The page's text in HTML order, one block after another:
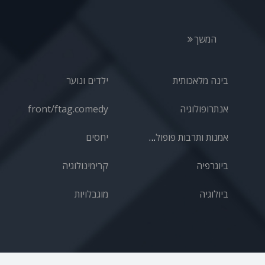
המשך
בינה מלאכותית
אנתרופולוגיה
אמנות ותרבות פופולרית
ביוגרפיה
ביולוגיה
ילדים ונוער
front/ftag.comedy
יחסים
קרימינולוגיה
מוגבלויות